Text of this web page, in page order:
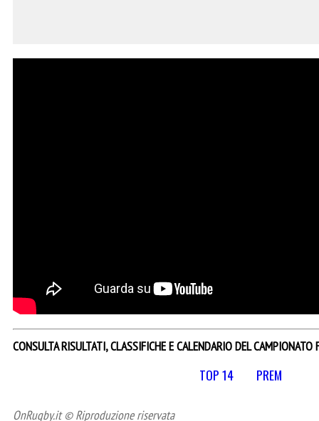
CONSULTA RISULTATI, CLASSIFICHE E CALENDARIO DEL CAMPIONATO
TOP 14 PREM
OnRugby.it © Riproduzione riservata